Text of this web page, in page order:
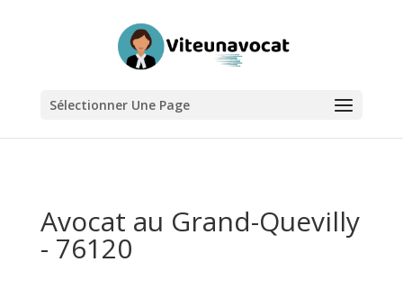
Sélectionner Une Page
Avocat au Grand-Quevilly
- 76120